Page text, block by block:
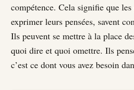
compétence. Cela signifie que
exprimer leurs pensées, savent
Ils peuvent se mettre à la place
quoi dire et quoi omettre. Ils
c’est ce dont vous avez besoin